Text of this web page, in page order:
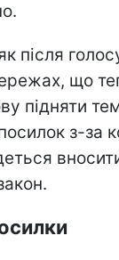
після
що
підняти
з-за